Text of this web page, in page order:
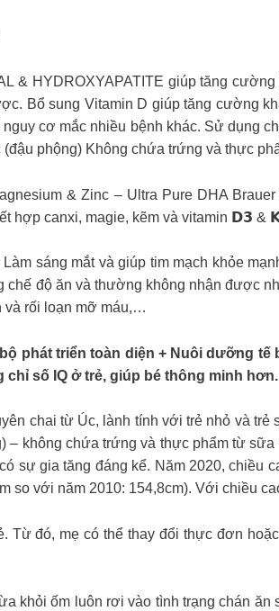
& HYDROXYAPATITE giúp tăng
Bổ sung Vitamin D giúp tăng cường
cơ mắc nhiều bệnh khác. Sử
phộng) Không chứa trứng và thực
& Zinc – Ultra Pure DHA
hợp canxi, magie, kẽm và vitamin 𝗗𝟯 &
sáng mắt và giúp tim mạch khỏe
độ ăn và thường không nhận được
và rối loạn mỡ máu,…
phát triển toàn diện + Nuôi dưỡng
số IQ ở trẻ, giúp bé thông minh hơn.
chai từ Úc, lành tính với trẻ nhỏ và trẻ
– không chứa trứng và thực phẩm từ
sự gia tăng đáng kể. Năm 2020, chiều
so với năm 2010: 154,8cm). Với chiều
Từ đó, mẹ có thể thay đổi thực đơn
khỏi ốm luôn rơi vào tình trạng chán